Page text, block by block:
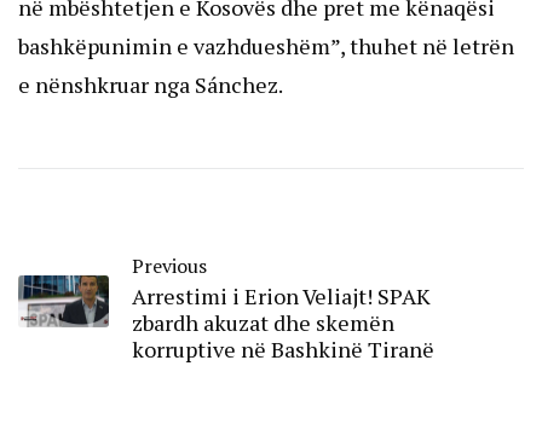
në mbështetjen e Kosovës dhe pret me kënaqësi
bashkëpunimin e vazhdueshëm”, thuhet në letrën
e nënshkruar nga Sánchez.
Previous
Arrestimi i Erion Veliajt! SPAK
zbardh akuzat dhe skemën
korruptive në Bashkinë Tiranë